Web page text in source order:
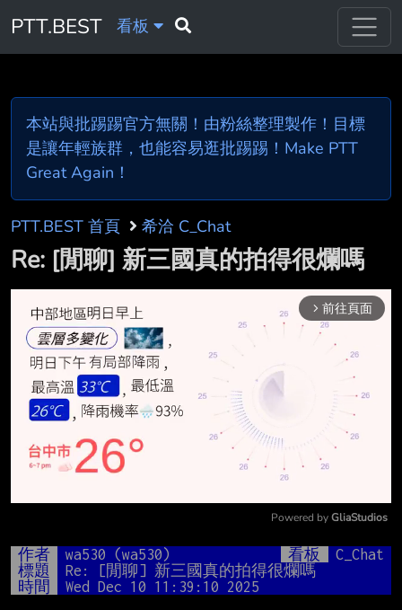
PTT.BEST 看板
本站與批踢踢官方無關！由粉絲整理製作！目標
是讓年輕族群，也能容易逛批踢踢！Make PTT
Great Again！
PTT.BEST 首頁 希洽 C_Chat
Re: [閒聊] 新三國真的拍得很爛嗎
arrow_forward_ios 前往頁面
Mute
Powered by GliaStudios
作者 wa530 (wa530) 看板
C_Chat
標題
Re: [閒聊] 新三國真的拍得很爛嗎
時間
Wed Dec 10 11:39:10 2025